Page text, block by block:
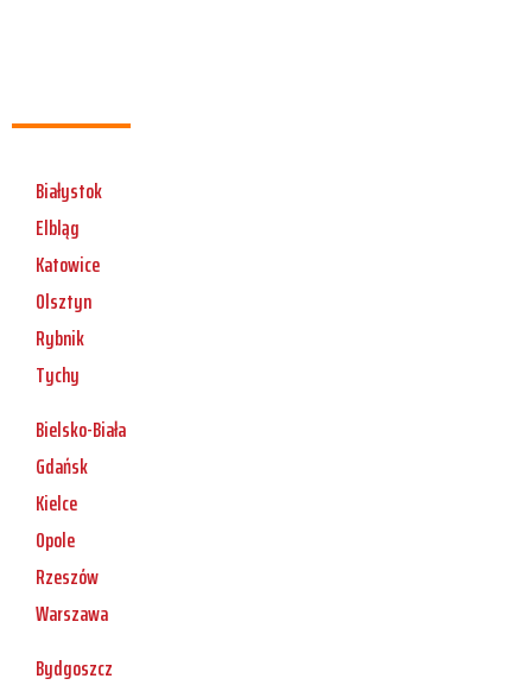
Białystok
Elbląg
Katowice
Olsztyn
Rybnik
Tychy
Bielsko-Biała
Gdańsk
Kielce
Opole
Rzeszów
Warszawa
Bydgoszcz